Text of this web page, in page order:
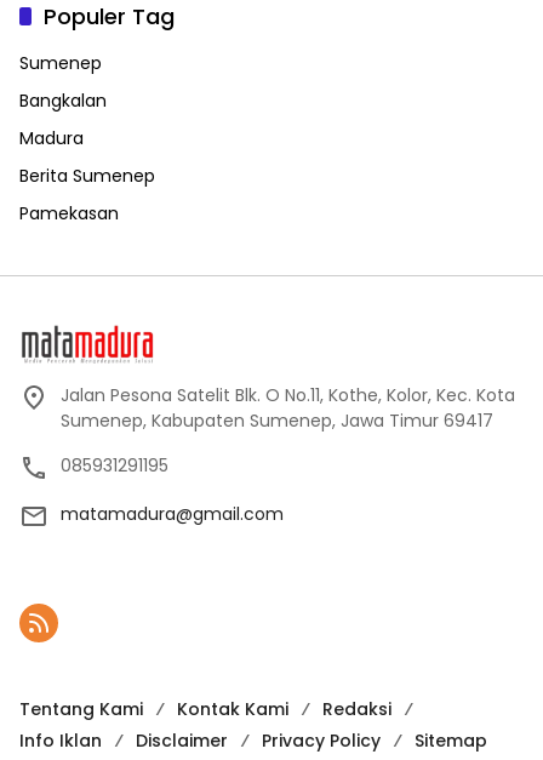
Populer Tag
Sumenep
Bangkalan
Madura
Berita Sumenep
Pamekasan
Jalan Pesona Satelit Blk. O No.11, Kothe, Kolor, Kec. Kota
Sumenep, Kabupaten Sumenep, Jawa Timur 69417
085931291195
matamadura@gmail.com
Tentang Kami Kontak Kami
Redaksi
Info Iklan
Disclaimer Privacy Policy Sitemap